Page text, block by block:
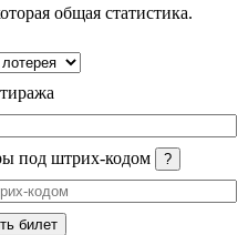
общая статистика.
под штрих-кодом ?
билет